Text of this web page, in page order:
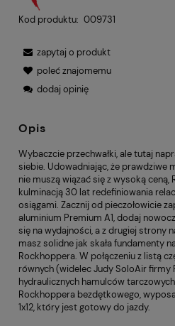
Kod produktu: 009731
zapytaj o produkt
poleć znajomemu
dodaj opinię
Opis
Wybaczcie przechwałki, ale tutaj
siebie. Udowadniając, że prawdziwe
nie muszą wiązać się z wysoką
kulminacją 30 lat redefiniowania
osiągami. Zacznij od pieczołowicie
aluminium Premium A1, dodaj
się na wydajności, a z drugiej strony
masz solidne jak skała fundamenty
Rockhoppera. W połączeniu z listą
równych (widelec Judy SoloAir firmy
hydraulicznych hamulców
Rockhoppera bezdętkowego,
1x12, który jest gotowy do jazdy.